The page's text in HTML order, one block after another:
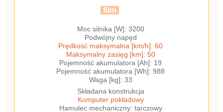
film
Moc silnika [W]: 3200
Podwójny napęd
Prędkość maksymalna [km/h]: 60
Maksymalny zasięg [km]: 50
Pojemność akumulatora [Ah]: 19
Pojemność akumulatora [Wh]: 988
Waga [kg]: 33
Składana konstrukcja
Komputer pokładowy
Hamulec mechaniczny: tarczowy